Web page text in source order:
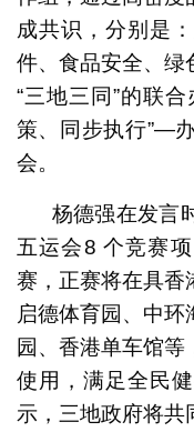
成共识，分别是
件、食品安全、绿
“三地三同”的联
策、同步执行”—
会。
杨德强在发言
五运会8 个竞赛
赛，正赛将在具香
启德体育园、中
园、香港单车馆等
使用，满足全民
示，三地政府将共